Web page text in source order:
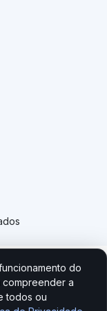
do
a
todos ou